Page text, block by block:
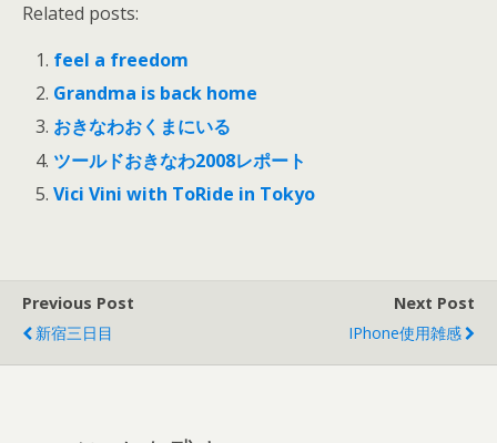
Related posts:
feel a freedom
Grandma is back home
おきなわおくまにいる
ツールドおきなわ2008レポート
Vici Vini with ToRide in Tokyo
Previous Post
新宿三日目
Next Post
IPhone使用雑感